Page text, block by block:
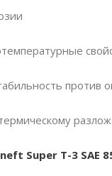
против
Super T-3 SAE